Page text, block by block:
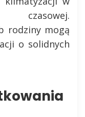
czasowej.
rodziny mogą
o solidnych